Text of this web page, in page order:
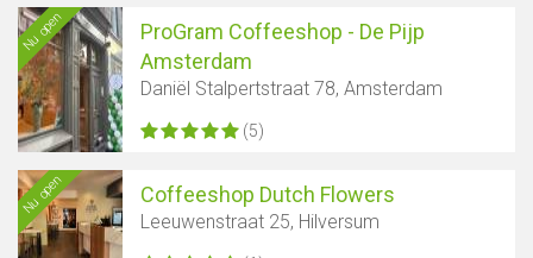
Nu open
ProGram Coffeeshop - De Pijp
Amsterdam
Daniël Stalpertstraat 78, Amsterdam
(5)
Nu open Coffeeshop Dutch Flowers
Leeuwenstraat 25, Hilversum